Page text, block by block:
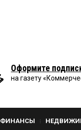
Оформите
на газету
ФИНАНСЫ